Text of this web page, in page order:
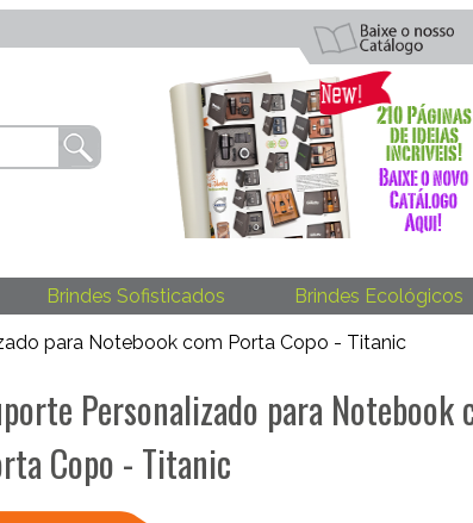
Brindes Sofisticados Brindes Ecológicos
para Notebook com Porta Copo - Titanic
Personalizado para Notebook
Copo - Titanic